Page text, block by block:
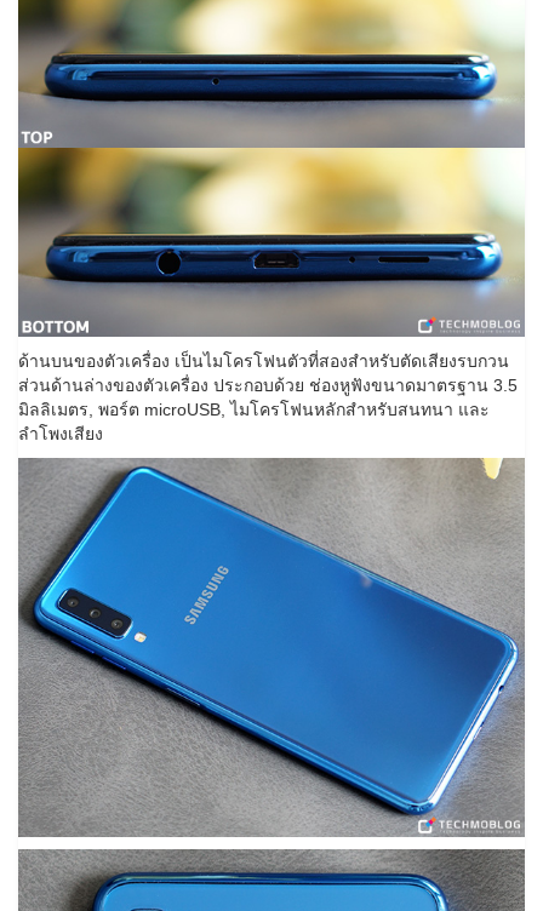
ด้านบนของตัวเครื่อง เป็นไมโครโฟนตัวที่สองสำหรับตัดเสียงรบกวน
ส่วนด้านล่างของตัวเครื่อง ประกอบด้วย ช่องหูฟังขนาดมาตรฐาน 3.5
มิลลิเมตร, พอร์ต microUSB, ไมโครโฟนหลักสำหรับสนทนา และ
ลำโพงเสียง